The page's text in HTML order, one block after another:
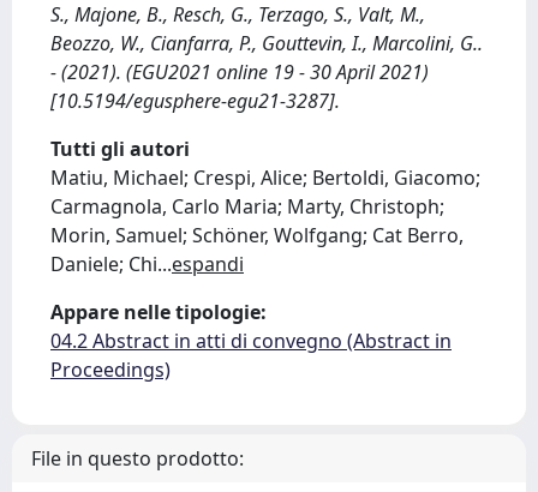
S., Majone, B., Resch, G., Terzago, S., Valt, M.,
Beozzo, W., Cianfarra, P., Gouttevin, I., Marcolini, G..
- (2021). (EGU2021 online 19 - 30 April 2021)
[10.5194/egusphere-egu21-3287].
Tutti gli autori
Matiu, Michael; Crespi, Alice; Bertoldi, Giacomo;
Carmagnola, Carlo Maria; Marty, Christoph;
Morin, Samuel; Schöner, Wolfgang; Cat Berro,
Daniele; Chi...espandi
Appare nelle tipologie:
04.2 Abstract in atti di convegno (Abstract in
Proceedings)
File in questo prodotto: